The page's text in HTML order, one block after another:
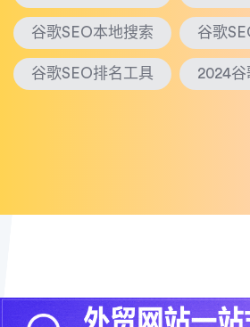
谷歌SEO本地搜索 谷歌
谷歌SEO排名工具 2024谷